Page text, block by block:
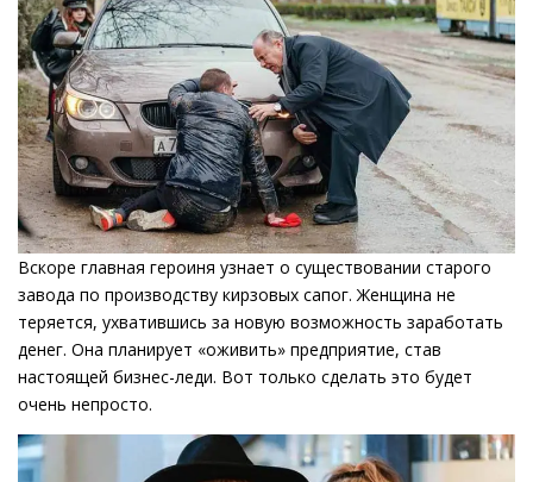
Вскоре главная героиня узнает о существовании старого
завода по производству кирзовых сапог. Женщина не
теряется, ухватившись за новую возможность заработать
денег. Она планирует «оживить» предприятие, став
настоящей бизнес-леди. Вот только сделать это будет
очень непросто.